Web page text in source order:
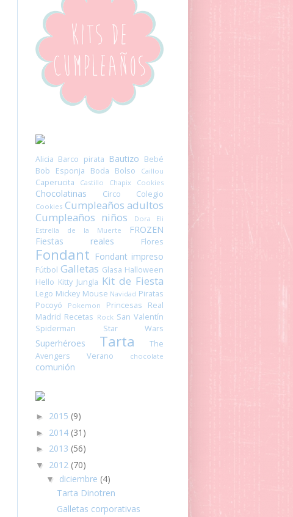
Alicia Barco pirata Bautizo Bebé
Bob Esponja
Boda Bolso Caillou
Caperucita Castillo Chapix Cookies
Chocolatinas Circo Colegio
Cookies Cumpleaños adultos
Cumpleaños niños
Dora
Eli
Estrella de la Muerte
FROZEN
Fiestas reales
Flores
Fondant Fondant impreso
Fútbol Galletas Glasa Halloween
Hello Kitty Jungla Kit de Fiesta
Lego Mickey Mouse Navidad Piratas
Pocoyó
Pokemon Princesas
Real
Madrid Recetas Rock San Valentín
Spiderman
Star Wars
Superhéroes Tarta
The
Avengers
Verano chocolate
comunión
► 2015 (9)
► 2014 (31)
► 2013 (56)
▼ 2012 (70)
▼ diciembre (4)
Tarta Dinotren
Galletas corporativas